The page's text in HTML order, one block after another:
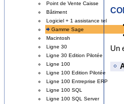
Point de Vente Caisse
Bâtiment
Logiciel + 1 assistance tel
Gamme Sage
Macintosh
Ligne 30
Ligne 30 Edition Pilotée
Ligne 100
Ligne 100 Edition Pilotée
Ligne 100 Entreprise ERP
Ligne 100 SQL
Ligne 100 SQL Server
Un